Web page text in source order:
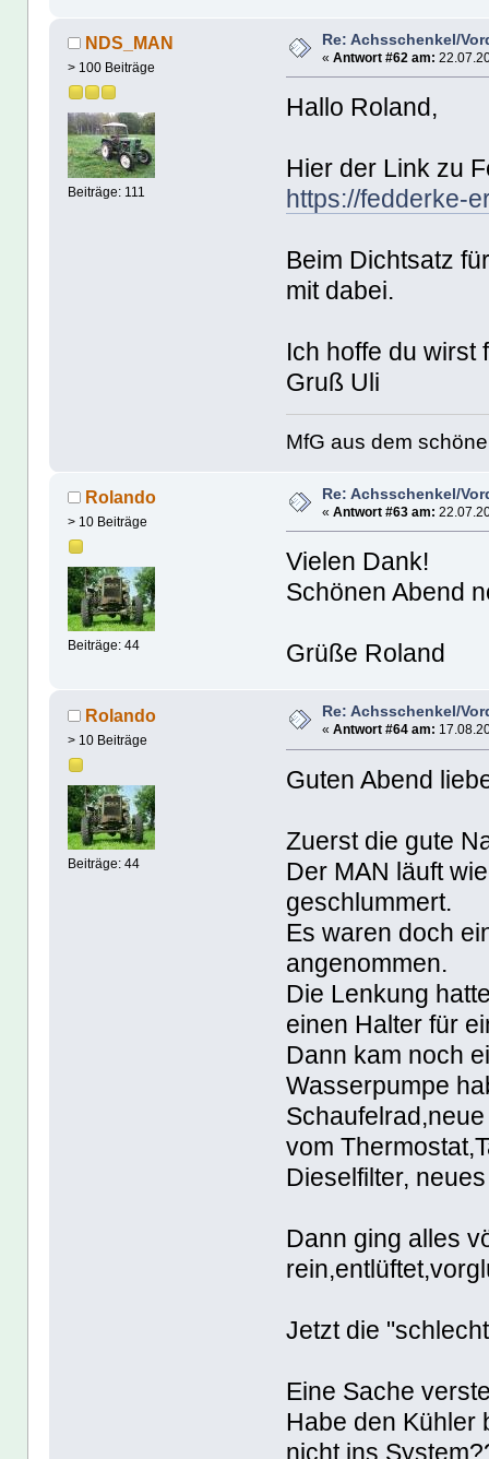
NDS_MAN
> 100 Beiträge
Beiträge: 111
Re: Achsschenkel/
« Antwort #62 am:
Hallo Roland,
Hier der Link zu
https://fedderke-
Beim Dichtsatz
mit dabei.
Ich hoffe du wirst
Gruß Uli
MfG aus dem
Rolando
> 10 Beiträge
Beiträge: 44
Re: Achsschenkel/
« Antwort #63 am:
Vielen Dank!
Schönen Abend
Grüße Roland
Rolando
> 10 Beiträge
Beiträge: 44
Re: Achsschenkel/
« Antwort #64 am:
Guten Abend
Zuerst die gute
Der MAN läuft
geschlummert.
Es waren doch
angenommen.
Die Lenkung
einen Halter für
Dann kam noch
Wasserpumpe
vom
Dieselfilter,
Dann ging alles
Jetzt die
Eine Sache
Habe den Kühler
nicht ins